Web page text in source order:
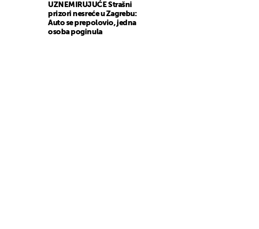
UZNEMIRUJUĆE Strašni
prizori nesreće u Zagrebu:
Auto se prepolovio, jedna
osoba poginula